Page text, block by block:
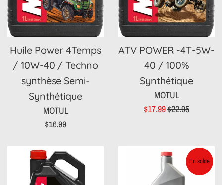
Huile Power 4Temps
/ 10W-40 / Techno
synthèse Semi-
Synthétique
MOTUL
Prix
$16.99
ATV POWER -4T-5W-
40 / 100%
Synthétique
MOTUL
Prix
$17.99Prix
$22.95
En solde